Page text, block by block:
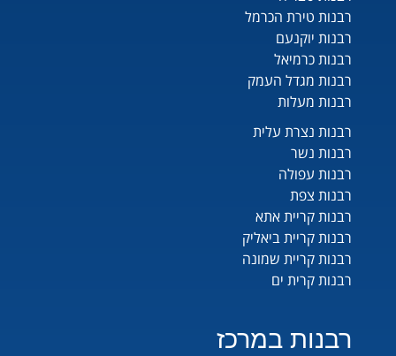
רבנות טירת הכרמל
רבנות יוקנעם
רבנות כרמיאל
רבנות מגדל העמק
רבנות מעלות
רבנות נצרת עלית
רבנות נשר
רבנות עפולה
רבנות צפת
רבנות קריית אתא
רבנות קריית ביאליק
רבנות קריית שמונה
רבנות קרית ים
רבנות במרכז